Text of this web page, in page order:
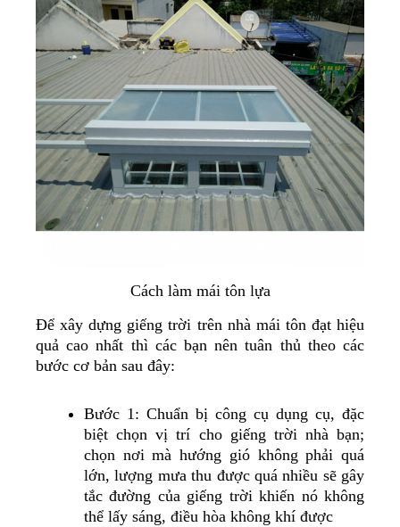
Cách làm mái tôn lựa
Để xây dựng giếng trời trên nhà mái tôn đạt hiệu
quả cao nhất thì các bạn nên tuân thủ theo các
bước cơ bản sau đây:
Bước 1: Chuẩn bị công cụ dụng cụ, đặc
biệt chọn vị trí cho giếng trời nhà bạn;
chọn nơi mà hướng gió không phải quá
lớn, lượng mưa thu được quá nhiều sẽ gây
tắc đường của giếng trời khiến nó không
thể lấy sáng, điều hòa không khí được